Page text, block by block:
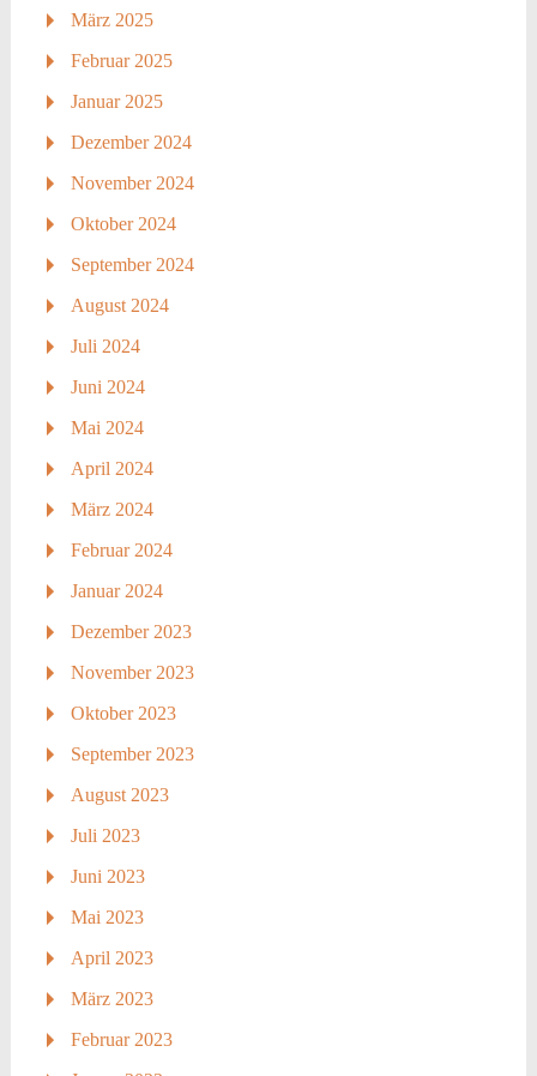
März 2025
Februar 2025
Januar 2025
Dezember 2024
November 2024
Oktober 2024
September 2024
August 2024
Juli 2024
Juni 2024
Mai 2024
April 2024
März 2024
Februar 2024
Januar 2024
Dezember 2023
November 2023
Oktober 2023
September 2023
August 2023
Juli 2023
Juni 2023
Mai 2023
April 2023
März 2023
Februar 2023